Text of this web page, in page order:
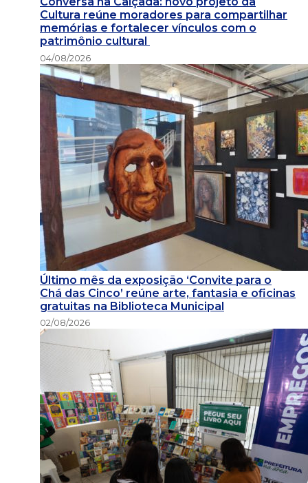
Cultura reúne moradores para compartilhar
memórias e fortalecer vínculos com o
patrimônio cultural
04/08/2026
Último mês da exposição ‘Convite para o
Chá das Cinco’ reúne arte, fantasia e oficinas
gratuitas na Biblioteca Municipal
02/08/2026